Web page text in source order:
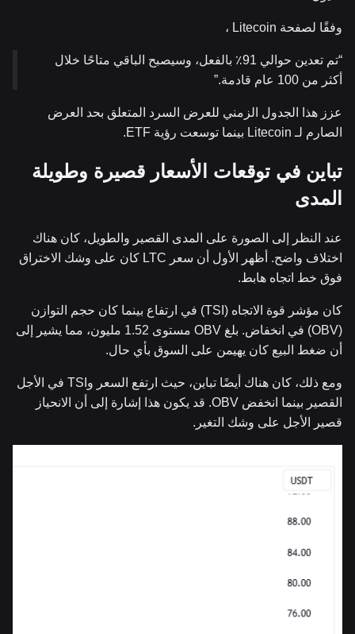
وفقًا لصفحة Litecoin ،
“تم تعدين حوالي 91٪ بالفعل، وسيصبح الباقي متاحًا خلال
أكثر من 100 عام قادمة.”
عزز هذا الجدول الزمني للعرض السرد المتعلق بحد العرض
الصارم لـ Litecoin بينما توسعت رؤية ETF.
تباين في توقعات الأسعار قصيرة وطويلة
المدى
عند النظر إلى الصورة على المدى القصير والطويل، كان هناك
اختلاف واضح. أظهر الأول أن سعر LTC كان على وشك الاختراق
فوق خط اتجاه هابط.
كان مؤشر قوة الاتجاه (TSI) في ارتفاع بينما كان حجم التوازن
(OBV) في انخفاض. بلغ OBV مستوى 1.52 مليون، مما يشير إلى
أن ضغط البيع كان يهيمن على السوق بأي حال.
ومع ذلك، كان هناك أيضًا تباين، حيث ارتفع السعر وTSI في الأجل
القصير بينما انخفض OBV. قد يكون هذا إشارة إلى أن الانحياز
قصير الأجل على وشك التغير.